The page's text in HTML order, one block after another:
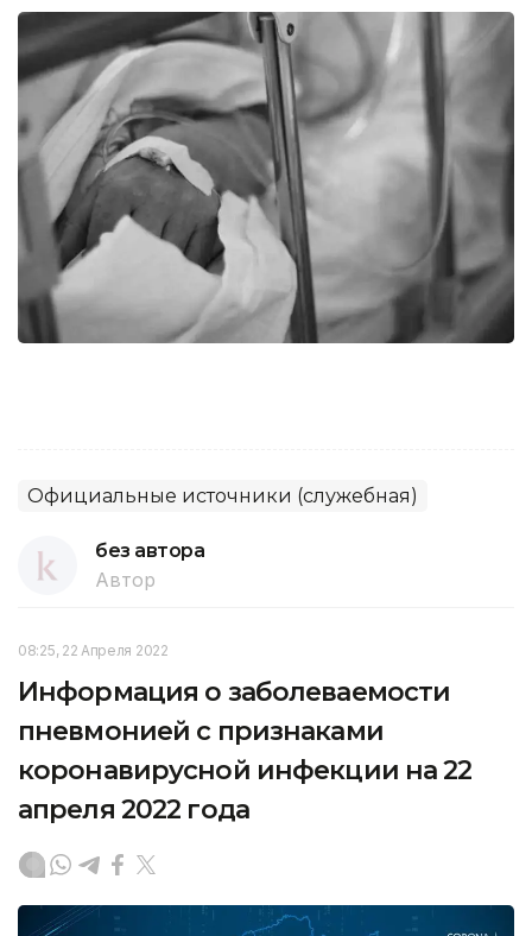
Официальные источники (служебная)
без автора
Автор
08:25, 22 Апреля 2022
Информация о заболеваемости
пневмонией с признаками
коронавирусной инфекции на 22
апреля 2022 года